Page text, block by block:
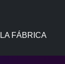
FÁBRICA